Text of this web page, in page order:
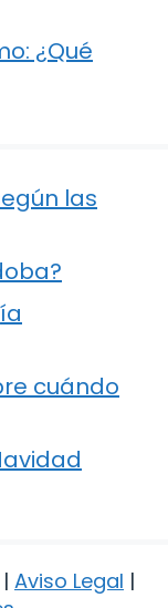
¿Qué
las
cuándo
| Aviso Legal |